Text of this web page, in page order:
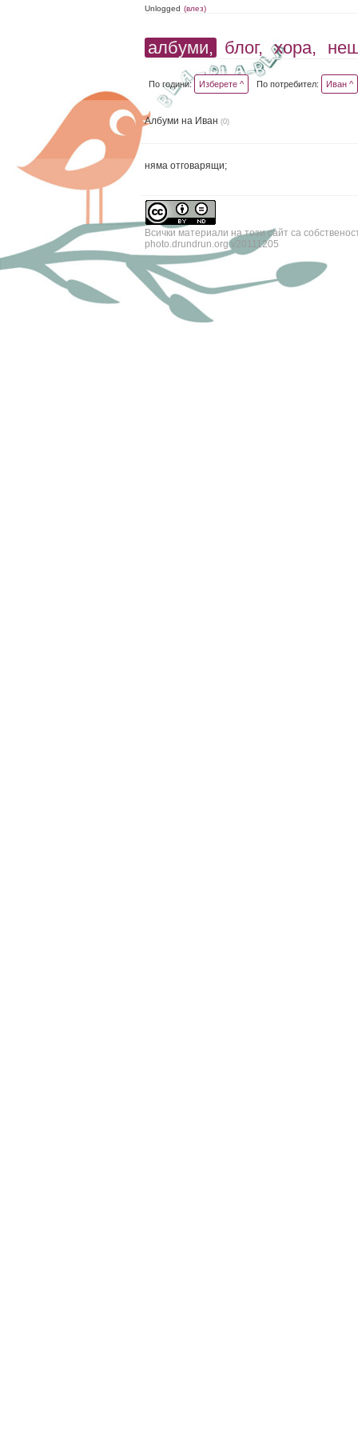
Unlogged (влез)
албуми, блог, хора,
По години: Изберете ^ По потребител: Иван ^
Албуми на Иван(0)
няма отговарящи;
Всички материали на този сайт са
photo.drundrun.org v20111205